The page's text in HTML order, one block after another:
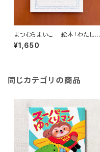
まつむらまいこ 絵本「わたしの
たからばこ」
¥1,650
同じカテゴリの商品